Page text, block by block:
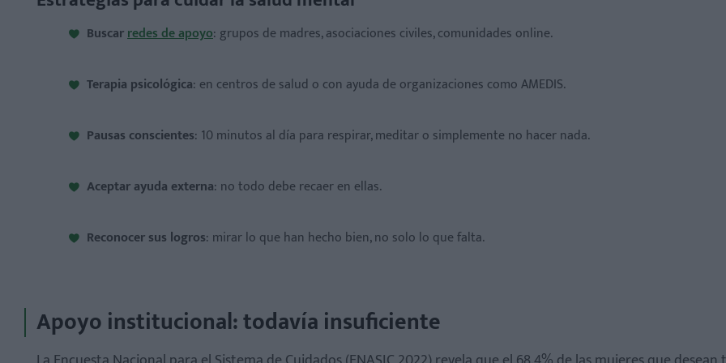
Buscarredes de apoyo: grupos de madres, asociaciones civiles, comunidades online.
Terapia psicológica: en centros de salud o con ayuda de organizaciones como AMEDIS.
Pausas conscientes: 10 minutos al día para respirar, meditar o simplemente no hacer nada.
Aceptar ayuda externa: no todo debe recaer en ellas.
Reconocer sus logros: mirar lo que han hecho bien, no solo lo que falta.
Apoyo institucional: todavía insuficiente